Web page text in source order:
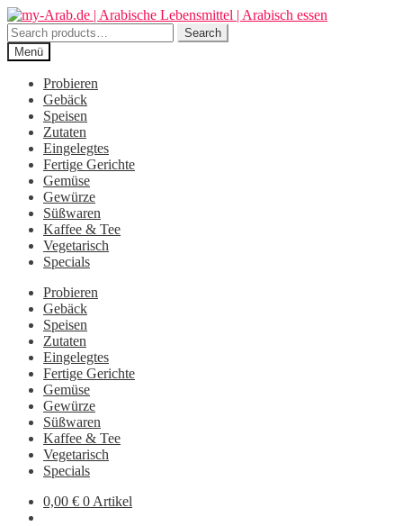
Zur
Navigation
springen
Zum
Inhalt
springen
Search
for:
Search
Menü
Probieren
Gebäck
Speisen
Zutaten
Eingelegtes
Fertige Gerichte
Gemüse
Gewürze
Süßwaren
Kaffee & Tee
Vegetarisch
Specials
Probieren
Gebäck
Speisen
Zutaten
Eingelegtes
Fertige Gerichte
Gemüse
Gewürze
Süßwaren
Kaffee & Tee
Vegetarisch
Specials
0,00 € 0 Artikel